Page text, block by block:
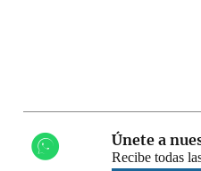
Únete a
Recibe todas